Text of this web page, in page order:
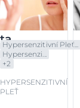
Hypersenzitivní Pleť...
Hypersenzi...
+2
HYPERSENZITIVNÍ
PLEŤ